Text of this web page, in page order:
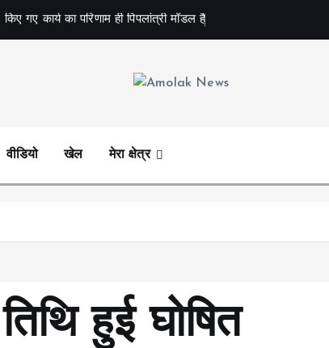
गए कार्य का परिणाम ही पिपलांत्री मॉडल है
वीडियो खेल मेरा क्षेत्र
हुई घोषित